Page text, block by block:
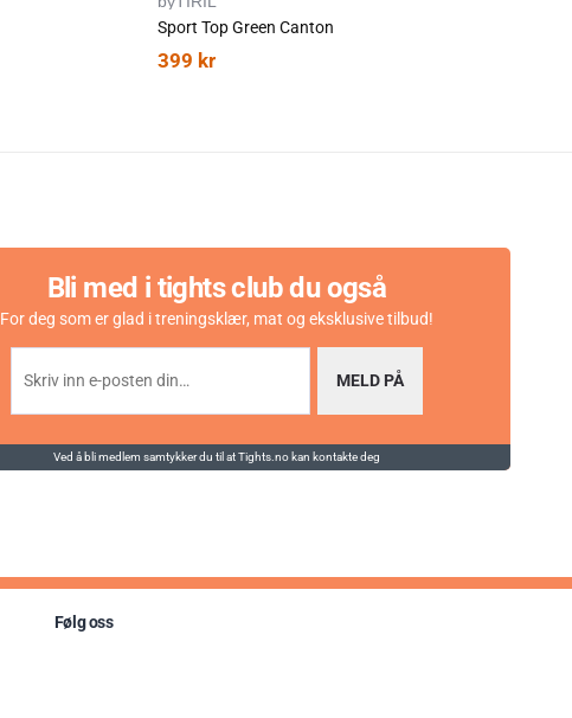
Sport Top Green Canton
399 kr
Bli med i tights club du også
For deg som er glad i treningsklær, mat og eksklusive tilbud!
MELD PÅ
Ved å bli medlem samtykker du til at Tights.no kan kontakte deg
Følg oss